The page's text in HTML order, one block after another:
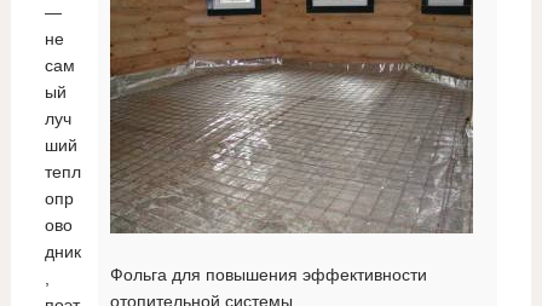
Фольга для повышения эффективности
отопительной системы
—
не
сам
ый
луч
ший
тепл
опр
ово
дник